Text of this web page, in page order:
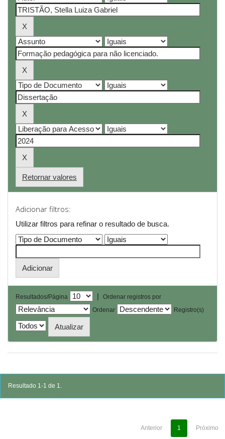
Retornar valores
Adicionar filtros:
Utilizar filtros para refinar o resultado de busca.
Resultados/Página |
Ordenar registros por
Ordenar
Registro(s)
Resultado 1-1 de 1.
Anterior 1 Próximo